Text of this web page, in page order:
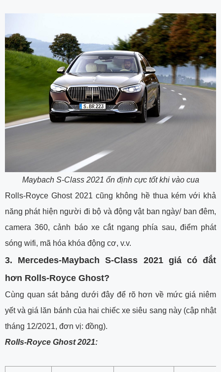
Maybach S-Class 2021 ổn định cực tốt khi vào cua
Rolls-Royce Ghost 2021 cũng không hề thua kém với khả
năng phát hiện người đi bộ và động vật ban ngày/ ban đêm,
camera 360, cảnh báo xe cắt ngang phía sau, điểm phát
sóng wifi, mã hóa khóa động cơ, v.v.
3.
Mercedes-Maybach S-Class 2021 giá có đắt
hơn Rolls-Royce Ghost?
Cùng quan sát bảng dưới đây để rõ hơn về mức giá niêm
yết và giá lăn bánh của hai chiếc xe siêu sang này (cập nhật
tháng 12/2021, đơn vị: đồng).
Rolls-Royce Ghost 2021: